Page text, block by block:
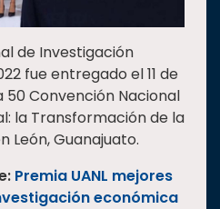
de Investigación
fue entregado el 11 de
Convención Nacional
la Transformación de la
León, Guanajuato.
Premia UANL mejores
económica